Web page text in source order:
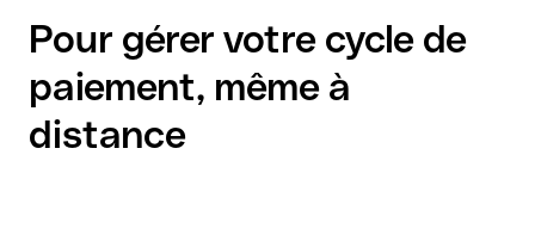
Pour gérer votre cycle de
paiement, même à
distance